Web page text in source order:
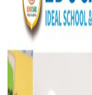
বৈষম্যবিরোধী ছাত্র